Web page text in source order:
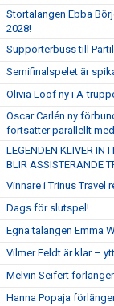
Stortalangen Ebba
2028!
Supporterbuss till
Semifinalspelet är
Olivia Lööf ny i A-
Oscar Carlén ny
fortsätter parallellt
LEGENDEN KLIVER IN
BLIR ASSISTERANDE
Vinnare i Trinus Travel
Dags för slutspel!
Egna talangen Emma
Vilmer Feldt är klar –
Melvin Seifert
Hanna Popaja